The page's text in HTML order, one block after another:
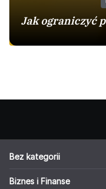
Jak ograniczyć
Bez kategorii
Biznes i Finanse